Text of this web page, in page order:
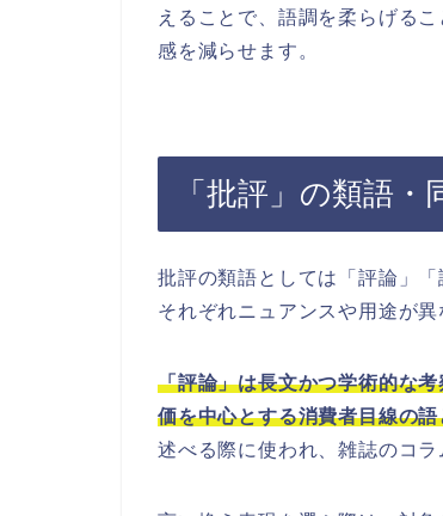
えることで、語調を柔らげる
感を減らせます。
「批評」の類語
批評の類語としては「評論」
それぞれニュアンスや用途が
「評論」は長文かつ学術的な
価を中心とする消費者目線の
述べる際に使われ、雑誌のコラ